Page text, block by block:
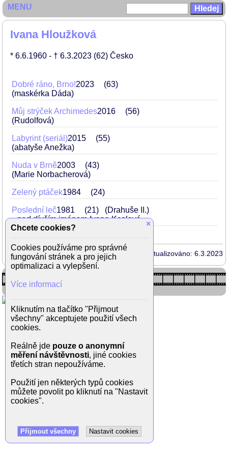
Ivana Hloužková
* 6.6.1960 - † 6.3.2023 (62) Česko
Dobré ráno, Brno!2023
63
(maskérka Dáda)
Můj strýček Archimedes2016
56
(Rudolfová)
Labyrint (seriál)2015
55
(abatyše Anežka)
Nuda v Brně2003
43
(Marie Norbacherová)
Zelený ptáček1984 24
Poslední leč1981 21
(Drahuše II.)
pod dívčím jménem Ivana Kaslová
Aktualizováno: 6.3.2023
MENU
×
Chcete cookies?
Cookies používáme pro správné
fungování stránek a pro jejich
optimalizaci a vylepšení.
Více informací
Kliknutím na tlačítko "Přijmout
všechny" akceptujete použití všech
cookies.
Reálně jde pouze o anonymní
měření návštěvnosti, jiné cookies
třetích stran nepoužíváme.
Použití jen některých typů cookies
můžete povolit po kliknutí na "Nastavit
cookies".
Přijmout všechny Nastavit cookies